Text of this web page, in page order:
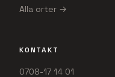
Alla orter →
KONTAKT
0708-17 14 01